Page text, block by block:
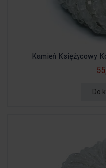
Kamień Księżycowy
Do